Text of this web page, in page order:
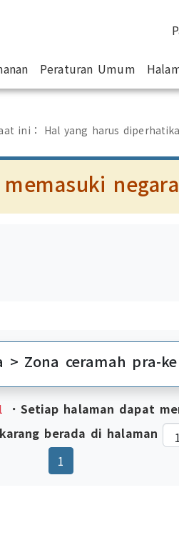
Peraturan Umum
ini： Hal yang harus
> Zona ceramah pra-
．Setiap halaman dapat
berada di halaman
1